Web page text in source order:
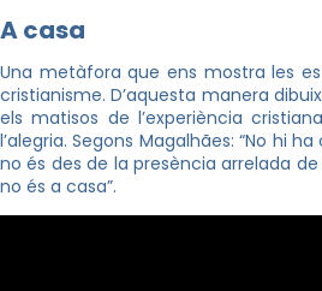
A casa
Una metàfora que ens mostra les
cristianisme. D’aquesta manera
els matisos de l’experiència
l’alegria. Segons Magalhães: “No hi
no és des de la presència arrelada
no és a casa”.